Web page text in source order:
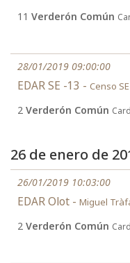
11 Verderón Común
28/01/2019 09:00:00
EDAR SE -13 - Censo
2 Verderón Común
26 de enero de
26/01/2019 10:03:00
EDAR Olot - Miguel
2 Verderón Común